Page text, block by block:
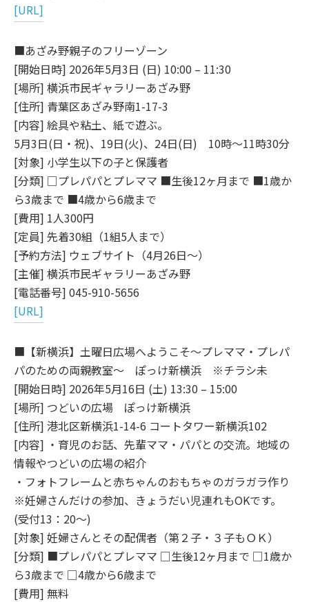
[URL]
■あざみ野親子のフリーゾーン
[開始日時] 2026年5月3日 (日) 10:00 – 11:30
[場所] 横浜市民ギャラリーあざみ野
[住所] 青葉区あざみ野南1-17-3
[内容] 絵具や粘土、紙で遊ぶ。
5月3日(日・祝)、19日(火)、24日(日) 10時～11時30分
[対象] 小学生以下の子と保護者
[分類] □プレパパとプレママ ■生後12ヶ月まで ■1歳か
ら3歳まで ■4歳から6歳まで
[費用] 1人300円
[定員] 先着30組（1組5人まで）
[予約方法] ウェブサイト（4月26日～）
[主催] 横浜市民ギャラリーあざみ野
[電話番号] 045-910-5656
[URL]
■【新横浜】土曜日広場へようこそ～プレママ・プレパ
パのための両親教室～ ぽっけ新横浜 ※チラシ未
[開始日時] 2026年5月16日 (土) 13:30 – 15:00
[場所] つどいの広場 ぽっけ新横浜
[住所] 港北区新横浜1-14-6 コートタワー新横浜102
[内容] ・育児のお話、先輩ママ・パパとの交流。地域の
情報やつどいの広場の紹介
・フォトフレームと赤ちゃんのおもちゃのガラガラ作り
※妊婦さんだけの参加、きょうだい児連れもOKです。
(受付13：20～)
[対象] 妊婦さんとその配偶者（第２子・３子もＯＫ）
[分類] ■プレパパとプレママ □生後12ヶ月まで □1歳か
ら3歳まで □4歳から6歳まで
[費用] 無料